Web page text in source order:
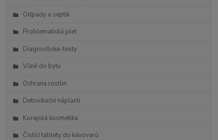
Odpady a septik
Problematická pleť
Diagnosticke-testy
Vůně do bytu
Ochrana rostlin
Detoxikační náplasti
Korejská kosmetika
Čistící tablety do kávovarů